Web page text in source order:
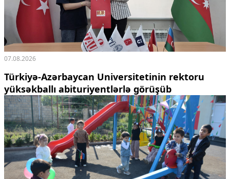
07.08.2026
Türkiyə-Azərbaycan Universitetinin rektoru
yüksəkballı abituriyentlərlə görüşüb